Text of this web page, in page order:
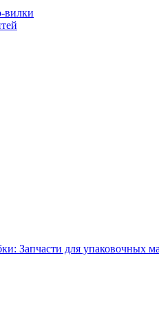
вилки
Запчасти для упаковочных